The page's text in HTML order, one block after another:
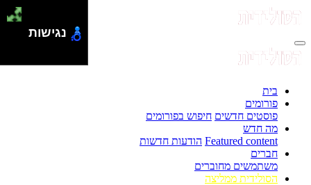
בית
פורומים
פוסטים חדשים חיפוש בפורומים
מה חדש
Featured content הודעות חדשות
חברים
משתמשים מחוברים
הסולידית ממליצה
נגישות